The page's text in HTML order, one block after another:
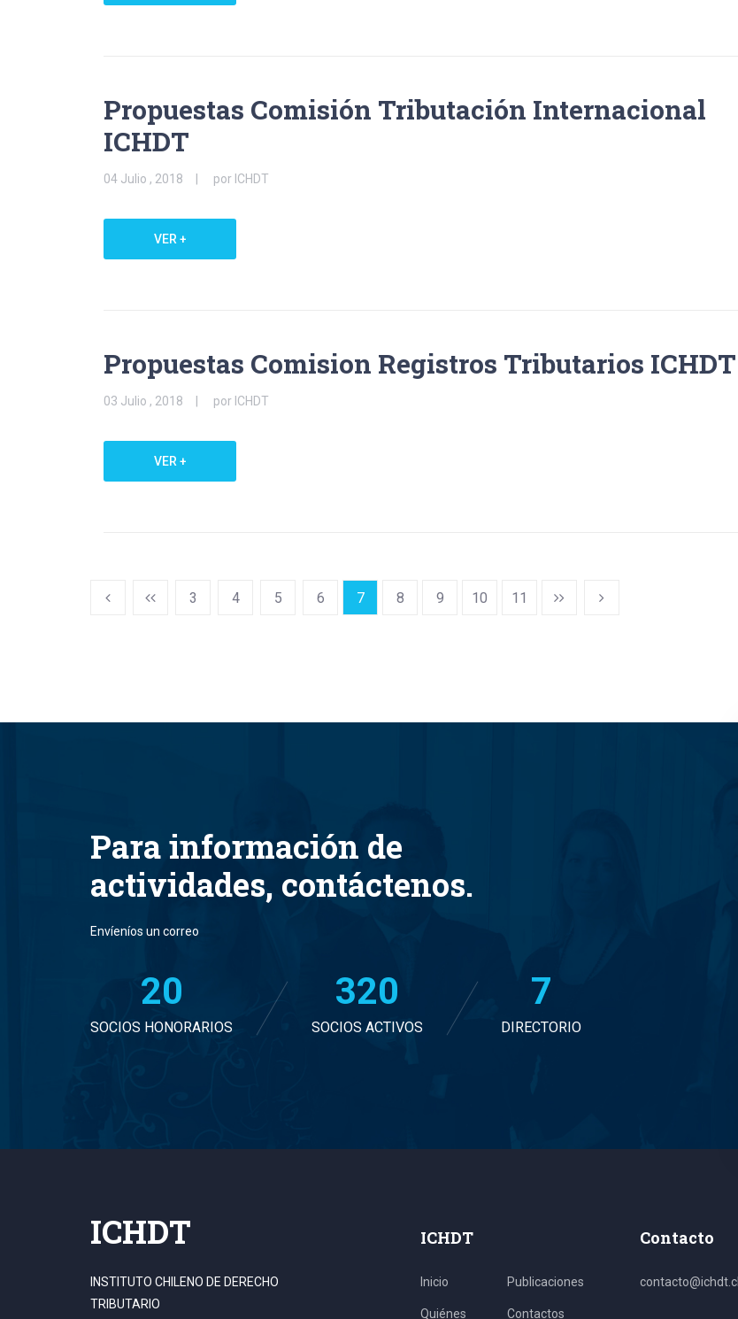
Propuestas Comisión Tributación Internacional
ICHDT
04 Julio , 2018 por ICHDT
VER +
Propuestas Comision Registros Tributarios ICHDT
03 Julio , 2018 por ICHDT
VER +
3 4 5 6 7 8 9 10 11
Para información de
actividades, contáctenos.
Envíeníos un correo
21
SOCIOS HONORARIOS
332
SOCIOS ACTIVOS
7
DIRECTORIO
ICHDT
INSTITUTO CHILENO DE DERECHO
TRIBUTARIO
ICHDT
Inicio
Quiénes
Publicaciones
Contactos
Contacto
contacto@ichdt.cl